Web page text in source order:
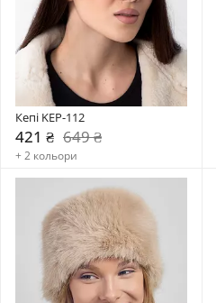
Кепі KEP-112
421 ₴ 649 ₴
+ 2 кольори